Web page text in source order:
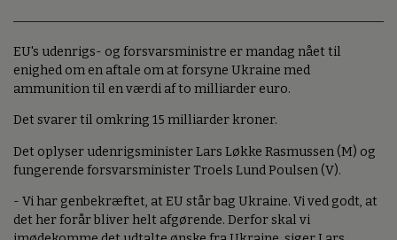
EU's udenrigs- og forsvarsministre er mandag nået til
enighed om en aftale om at forsyne Ukraine med
ammunition til en værdi af to milliarder euro.
Det svarer til omkring 15 milliarder kroner.
Det oplyser udenrigsminister Lars Løkke Rasmussen (M) og
fungerende forsvarsminister Troels Lund Poulsen (V).
- Vi har genbekræftet, at EU står bag Ukraine. Vi ved godt, at
det her forår bliver helt afgørende. Derfor skal vi